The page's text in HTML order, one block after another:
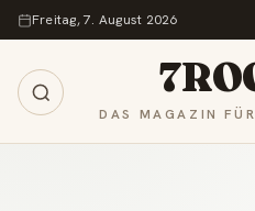
Zum Inhalt springen
Freitag, 7. August 2026
DAS MAGAZIN